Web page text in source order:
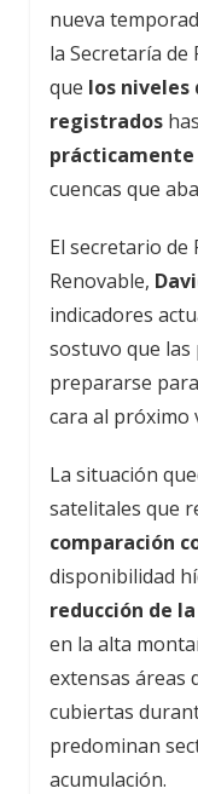
nueva
la Secretaría
que los niveles
registrados
cuencas que
El secretario de
Renovable,
indicadores
sostuvo que las
prepararse
cara al próximo
La situación
satelitales que
comparación
disponibilidad
reducción de
en la alta
extensas áreas
cubiertas
predominan
acumulación.